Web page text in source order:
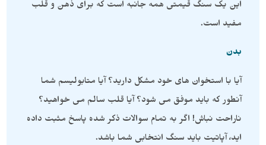
این یک سنگ قیمتی همه جانبه است که برای ذهن و قلب
مفید است.
بدن
آیا با استخوان های خود مشکل دارید؟ آیا متابولیسم شما
آنطور که باید موفق می شود؟ آیا قلب سالم می خواهید؟
ناراحت نباش! اگر به تمام سوالات ذکر شده پاسخ مثبت داده
اید، آپاتیت باید سنگ انتخابی شما باشد.